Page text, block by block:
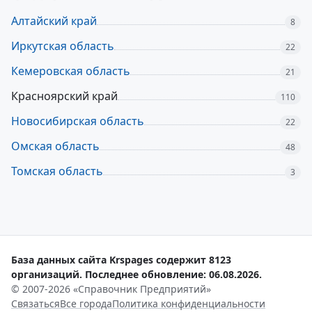
Алтайский край 8
Иркутская область 22
Кемеровская область 21
Красноярский край 110
Новосибирская область 22
Омская область 48
Томская область 3
База данных сайта Krspages содержит 8123
организаций. Последнее обновление: 06.08.2026.
© 2007-2026 «Справочник Предприятий»
СвязатьсяВсе городаПолитика конфиденциальности